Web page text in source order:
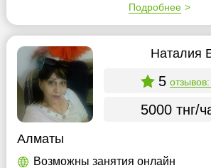
Подробнее
Наталия
5
5000 тнг/
Алматы
Возможны занятия онлайн